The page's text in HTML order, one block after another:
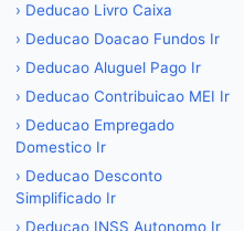
› Deducao Livro Caixa
› Deducao Doacao Fundos Ir
› Deducao Aluguel Pago Ir
› Deducao Contribuicao MEI Ir
› Deducao Empregado
Domestico Ir
› Deducao Desconto
Simplificado Ir
› Deducao INSS Autonomo Ir